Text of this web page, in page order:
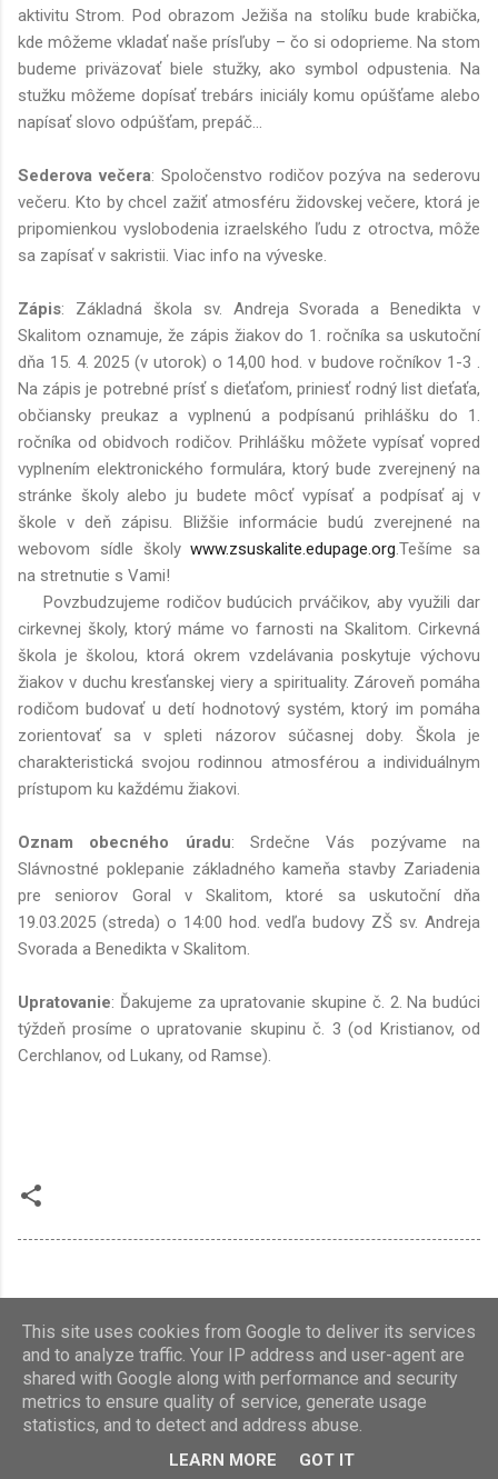
aktivitu Strom. Pod obrazom Ježiša na stolíku bude krabička,
kde môžeme vkladať naše prísľuby – čo si odoprieme. Na stom
budeme priväzovať biele stužky, ako symbol odpustenia. Na
stužku môžeme dopísať trebárs iniciály komu opúšťame alebo
napísať slovo odpúšťam, prepáč...
Sederova večera: Spoločenstvo rodičov pozýva na sederovu
večeru. Kto by chcel zažiť atmosféru židovskej večere, ktorá je
pripomienkou vyslobodenia izraelského ľudu z otroctva, môže
sa zapísať v sakristii. Viac info na výveske.
Zápis: Základná škola sv. Andreja Svorada a Benedikta v
Skalitom oznamuje, že zápis žiakov do 1. ročníka sa uskutoční
dňa 15. 4. 2025 (v utorok) o 14,00 hod. v budove ročníkov 1-3 .
Na zápis je potrebné prísť s dieťaťom, priniesť rodný list dieťaťa,
občiansky preukaz a vyplnenú a podpísanú prihlášku do 1.
ročníka od obidvoch rodičov. Prihlášku môžete vypísať vopred
vyplnením elektronického formulára, ktorý bude zverejnený na
stránke školy alebo ju budete môcť vypísať a podpísať aj v
škole v deň zápisu. Bližšie informácie budú zverejnené na
webovom sídle školywww.zsuskalite.edupage.org.Tešíme sa
na stretnutie s Vami!
Povzbudzujeme rodičov budúcich prváčikov, aby využili dar
cirkevnej školy, ktorý máme vo farnosti na Skalitom. Cirkevná
škola je školou, ktorá okrem vzdelávania poskytuje výchovu
žiakov v duchu kresťanskej viery a spirituality. Zároveň pomáha
rodičom budovať u detí hodnotový systém, ktorý im pomáha
zorientovať sa v spleti názorov súčasnej doby. Škola je
charakteristická svojou rodinnou atmosférou a individuálnym
prístupom ku každému žiakovi.
Oznam obecného úradu: Srdečne Vás pozývame na
Slávnostné poklepanie základného kameňa stavby Zariadenia
pre seniorov Goral v Skalitom, ktoré sa uskutoční dňa
19.03.2025 (streda) o 14:00 hod. vedľa budovy ZŠ sv. Andreja
Svorada a Benedikta v Skalitom.
Upratovanie: Ďakujeme za upratovanie skupine č. 2. Na budúci
týždeň prosíme o upratovanie skupinu č. 3 (od Kristianov, od
Cerchlanov, od Lukany, od Ramse).
Používa službu Blogger
This site uses cookies from Google to deliver its services
and to analyze traffic. Your IP address and user-agent are
shared with Google along with performance and security
metrics to ensure quality of service, generate usage
statistics, and to detect and address abuse.
LEARN MORE GOT IT